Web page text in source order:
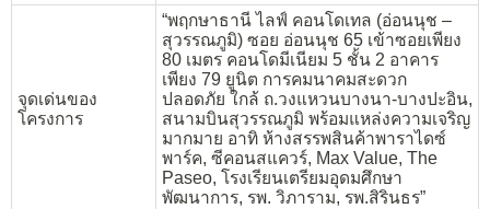
จุดเด่นของ
โครงการ
“พฤกษาธานี ไลฟ์ คอนโดเทล (อ่อนนุช –
สุวรรณภูมิ) ซอย อ่อนนุช 65 เข้าซอยเพียง
80 เมตร คอนโดมีเนียม 5 ชั้น 2 อาคาร
เพียง 79 ยูนิต การคมนาคมสะดวก
ปลอดภัย ใกล้ ถ.วงแหวนบางนา-บางปะอิน,
สนามบินสุวรรณภูมิ พร้อมแหล่งความเจริญ
มากมาย อาทิ ห้างสรรพสินค้าพาราไดซ์
พาร์ค, ซีคอนสแควร์, Max Value, The
Paseo, โรงเรียนเตรียมอุดมศึกษา
พัฒนาการ, รพ. วิภาราม, รพ.สิรินธร”